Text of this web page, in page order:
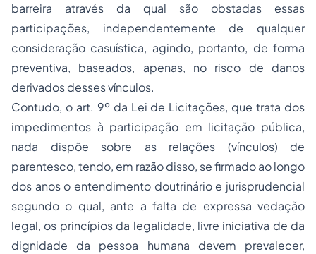
barreira através da qual são obstadas essas
participações, independentemente de qualquer
consideração casuística, agindo, portanto, de forma
preventiva, baseados, apenas, no risco de danos
derivados desses vínculos.
Contudo, o art. 9º da Lei de Licitações, que trata dos
impedimentos à participação em licitação pública,
nada dispõe sobre as relações (vínculos) de
parentesco, tendo, em razão disso, se firmado ao longo
dos anos o entendimento doutrinário e jurisprudencial
segundo o qual, ante a falta de expressa vedação
legal, os princípios da legalidade, livre iniciativa de da
dignidade da pessoa humana devem prevalecer,